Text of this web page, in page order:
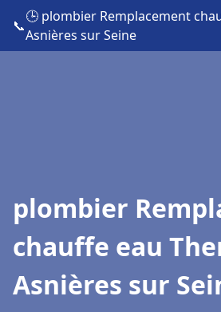
📞
🕒 plombier Remplacement
Asnières sur Seine
plombier
chauffe eau
Asnières sur